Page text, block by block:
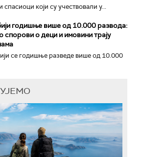
који су учествовали у...
годишње више од 10.000 развода:
спорови о деци и имовини трају
се годишње разведе више од 10.000